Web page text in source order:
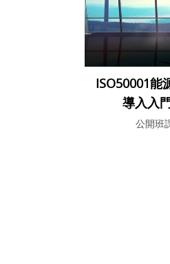
ISO50001能
導入入
公開班